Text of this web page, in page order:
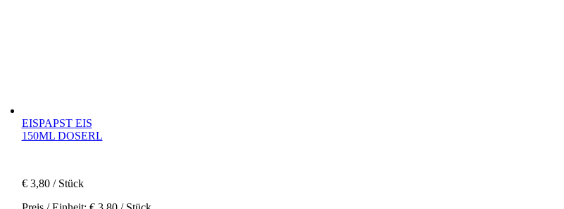
EISPAPST EIS
150ML DOSERL
€3,80/ Stück